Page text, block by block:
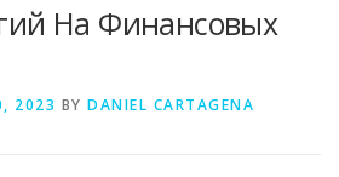
На Финансовых
2023 BY DANIEL CARTAGENA